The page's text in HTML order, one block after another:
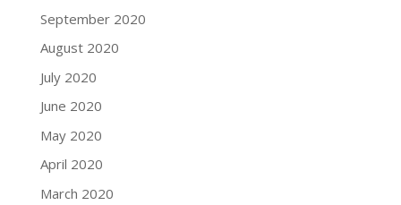
September 2020
August 2020
July 2020
June 2020
May 2020
April 2020
March 2020